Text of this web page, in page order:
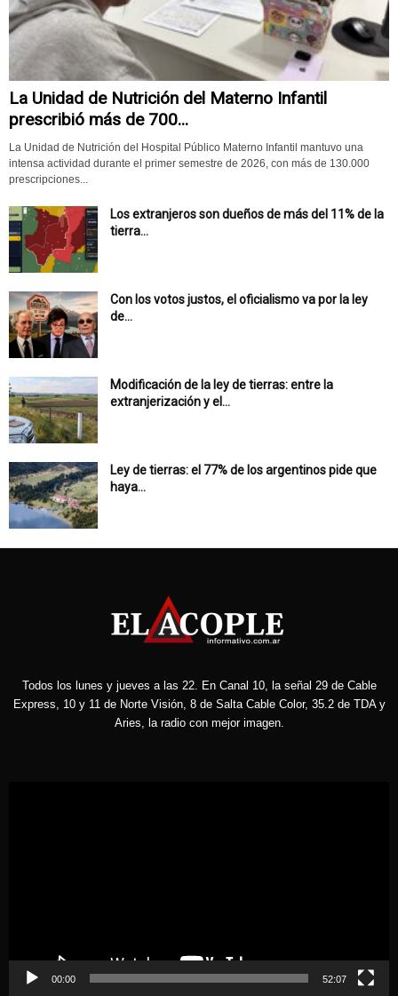
La Unidad de Nutrición del Materno Infantil
prescribió más de 700...
La Unidad de Nutrición del Hospital Público Materno Infantil mantuvo una
intensa actividad durante el primer semestre de 2026, con más de 130.000
prescripciones...
Los extranjeros son dueños de más del 11% de la
tierra...
Con los votos justos, el oficialismo va por la ley
de...
Modificación de la ley de tierras: entre la
extranjerización y el...
Ley de tierras: el 77% de los argentinos pide que
haya...
Todos los lunes y jueves a las 22. En Canal 10, la señal 29 de Cable
Express, 10 y 11 de Norte Visión, 8 de Salta Cable Color, 35.2 de TDA y
Aries, la radio con mejor imagen.
00:00 52:07